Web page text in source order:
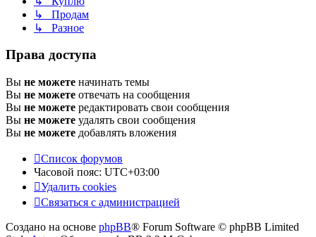
↳ Продам
↳ Разное
Права доступа
Вы не можете начинать темы
Вы не можете отвечать на сообщения
Вы не можете редактировать свои сообщения
Вы не можете удалять свои сообщения
Вы не можете добавлять вложения
Список форумов
Часовой пояс: UTC+03:00
Удалить cookies
Связаться с администрацией
Создано на основе phpBB® Forum Software © phpBB Limited